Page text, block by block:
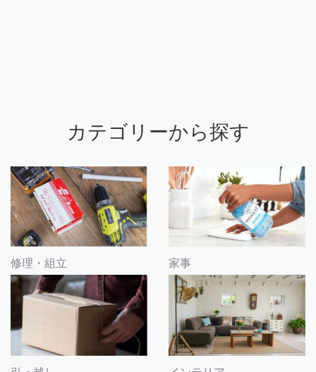
カテゴリーから探す
修理・組立 家事